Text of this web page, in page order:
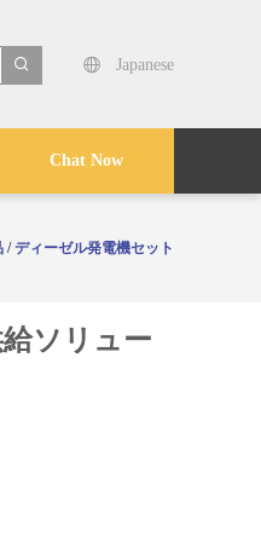
Japanese
Chat Now
/ディーゼル発電機セット
ソリュー